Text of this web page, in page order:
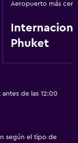
Aeropuerto más
Phuket
de las 12:00
según el tipo de